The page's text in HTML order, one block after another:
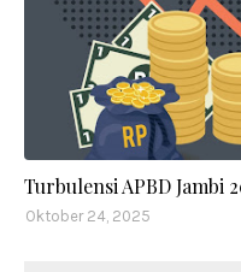
Turbulensi APBD Jambi
Oktober 24, 2025